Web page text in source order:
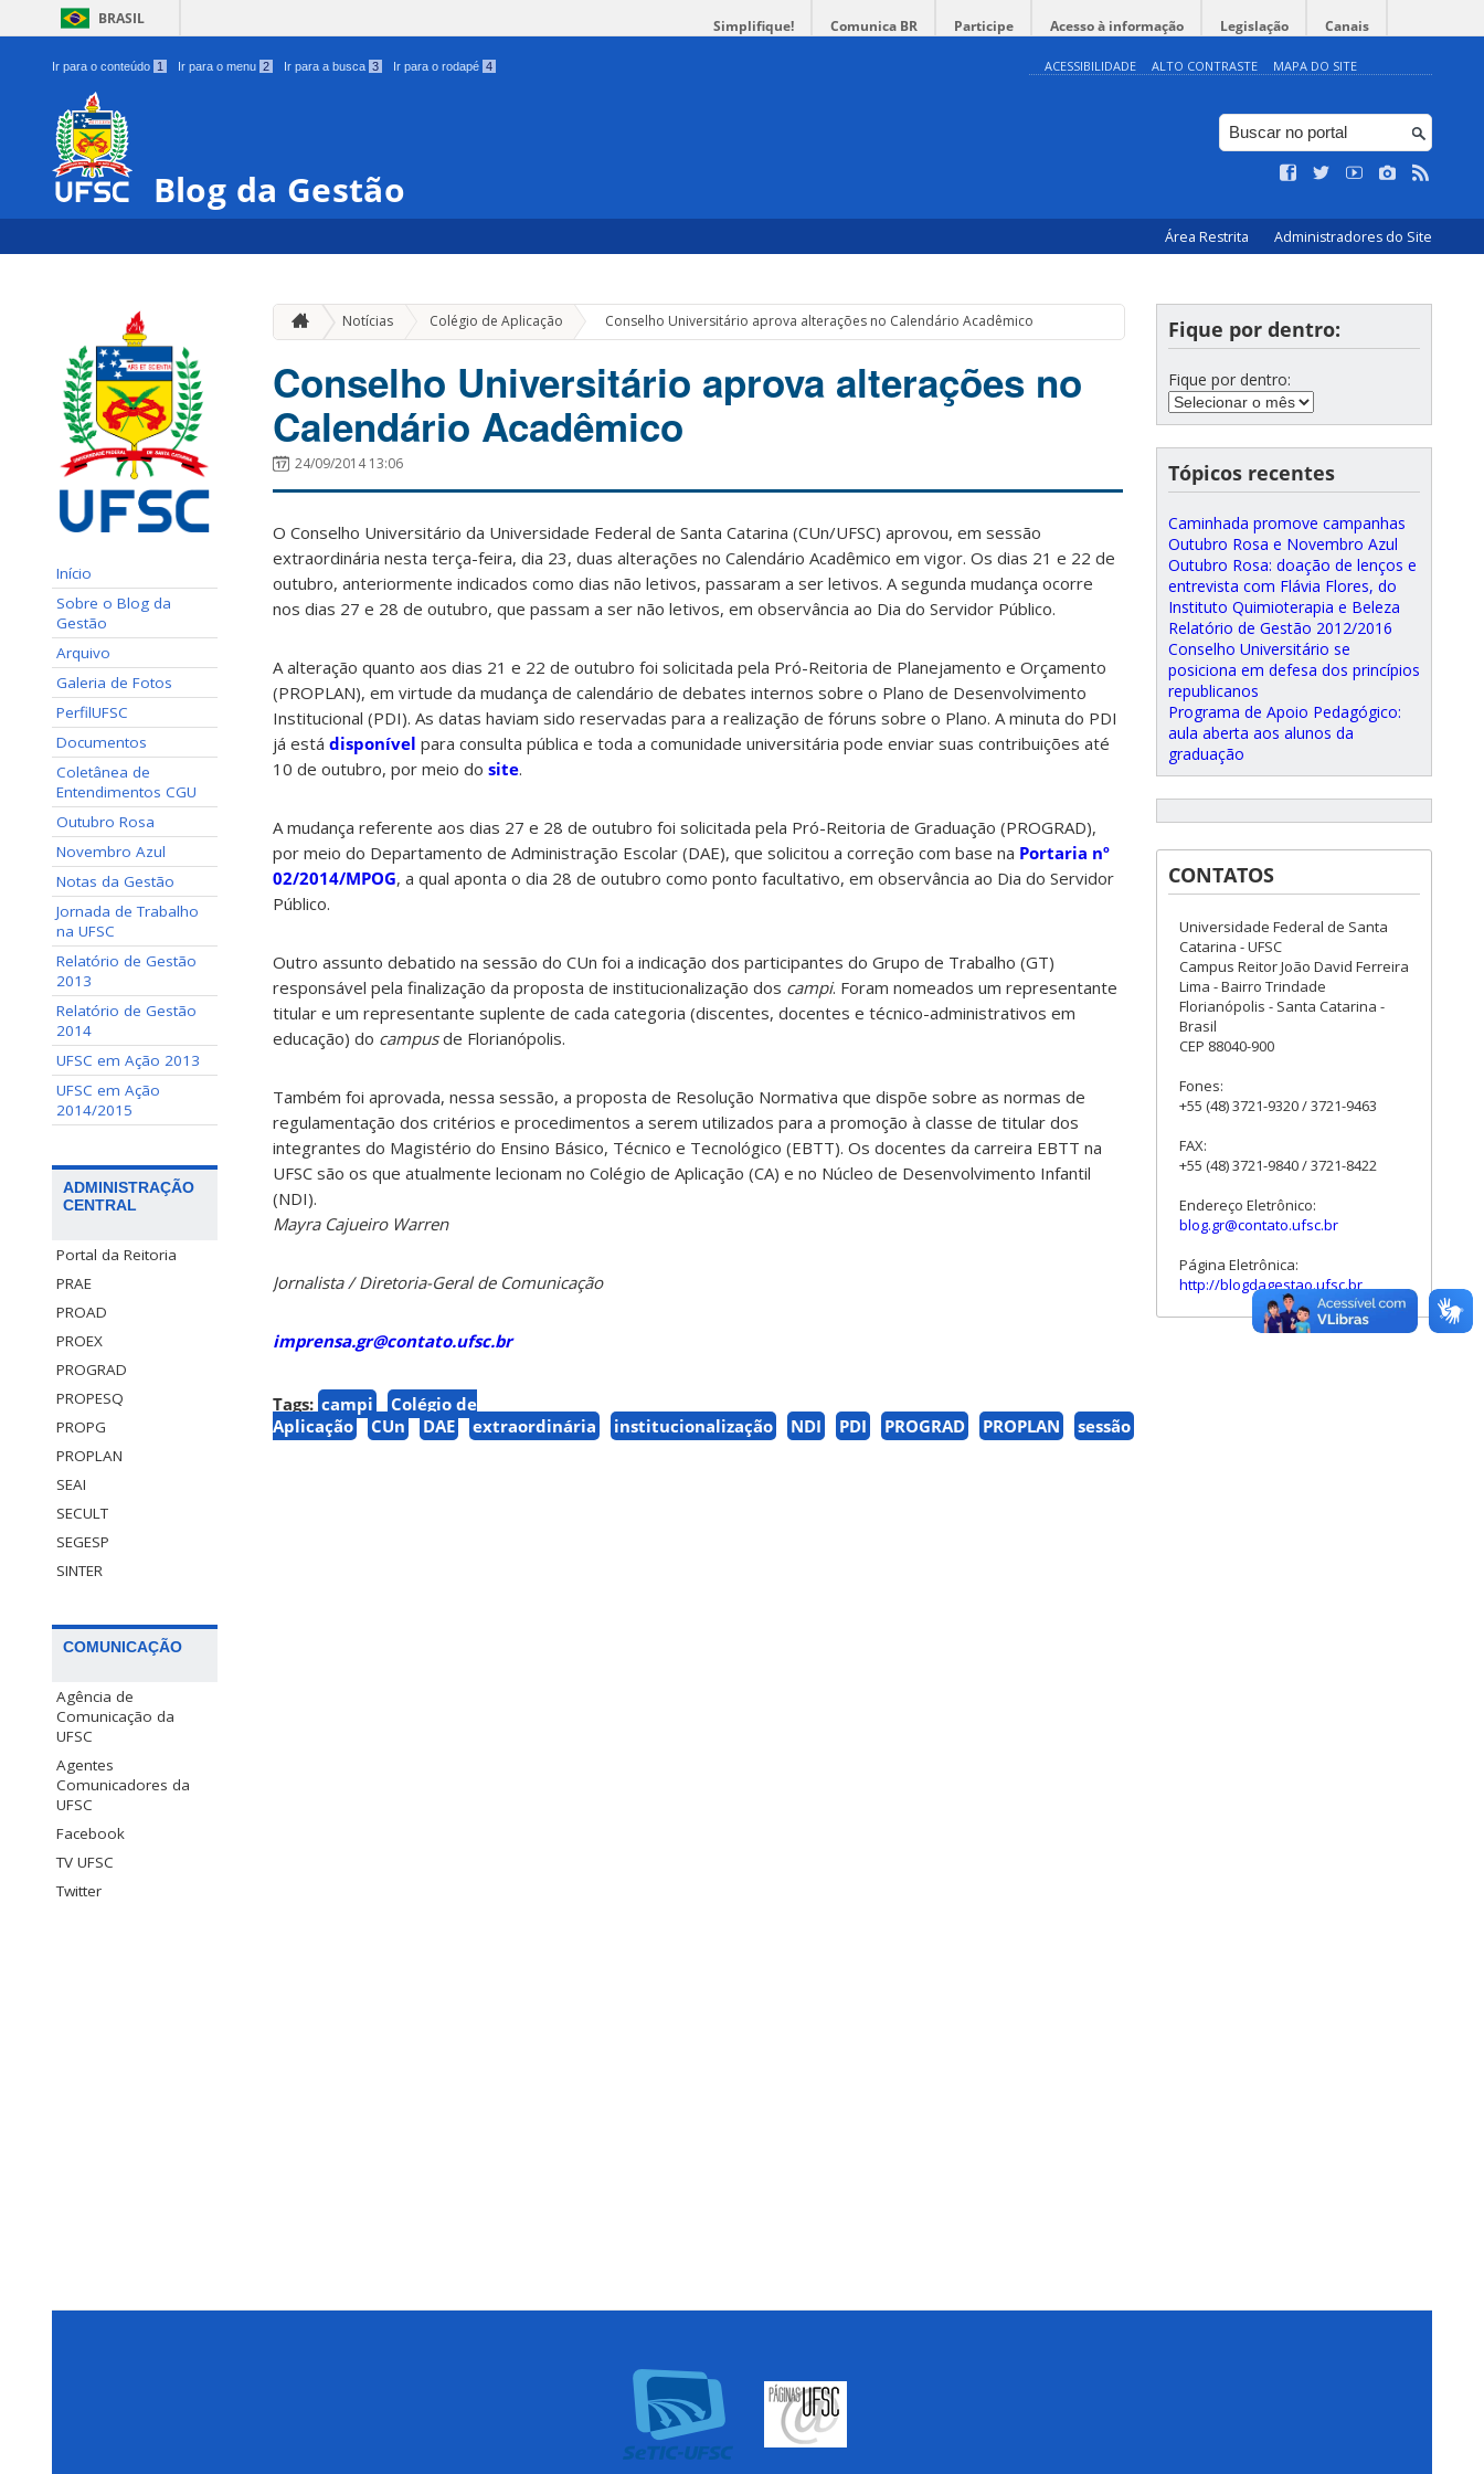
BRASIL Simplifique! Comunica BR Participe Acesso à informação Legislação Canais
Ir para o conteúdo 1 Ir para o menu 2 Ir para a busca 3 Ir para o rodapé 4 ACESSIBILIDADE ALTO CONTRASTE MAPA DO SITE
Blog da Gestão
Área Restrita Administradores do Site
Início
Sobre o Blog da
Gestão
Arquivo
Galeria de Fotos
PerfilUFSC
Documentos
Coletânea de
Entendimentos CGU
Outubro Rosa
Novembro Azul
Notas da Gestão
Jornada de Trabalho
na UFSC
Relatório de Gestão
2013
Relatório de Gestão
2014
UFSC em Ação 2013
UFSC em Ação
2014/2015
ADMINISTRAÇÃO
CENTRAL
Portal da Reitoria
PRAE
PROAD
PROEX
PROGRAD
PROPESQ
PROPG
PROPLAN
SEAI
SECULT
SEGESP
SINTER
COMUNICAÇÃO
Agência de
Comunicação da
UFSC
Agentes
Comunicadores da
UFSC
Facebook
TV UFSC
Twitter
Notícias Colégio de Aplicação » Conselho Universitário aprova alterações no Calendário Acadêmico
Conselho Universitário aprova alterações no
Calendário Acadêmico
24/09/2014 13:06
O Conselho Universitário da Universidade Federal de Santa Catarina (CUn/UFSC) aprovou, em sessão
extraordinária nesta terça-feira, dia 23, duas alterações no Calendário Acadêmico em vigor. Os dias 21 e 22 de
outubro, anteriormente indicados como dias não letivos, passaram a ser letivos. A segunda mudança ocorre
nos dias 27 e 28 de outubro, que passam a ser não letivos, em observância ao Dia do Servidor Público.
A alteração quanto aos dias 21 e 22 de outubro foi solicitada pela Pró-Reitoria de Planejamento e Orçamento
(PROPLAN), em virtude da mudança de calendário de debates internos sobre o Plano de Desenvolvimento
Institucional (PDI). As datas haviam sido reservadas para a realização de fóruns sobre o Plano. A minuta do PDI
já está disponível para consulta pública e toda a comunidade universitária pode enviar suas contribuições até
10 de outubro, por meio do site.
A mudança referente aos dias 27 e 28 de outubro foi solicitada pela Pró-Reitoria de Graduação (PROGRAD),
por meio do Departamento de Administração Escolar (DAE), que solicitou a correção com base na Portaria nº
02/2014/MPOG, a qual aponta o dia 28 de outubro como ponto facultativo, em observância ao Dia do Servidor
Público.
Outro assunto debatido na sessão do CUn foi a indicação dos participantes do Grupo de Trabalho (GT)
responsável pela finalização da proposta de institucionalização dos campi. Foram nomeados um representante
titular e um representante suplente de cada categoria (discentes, docentes e técnico-administrativos em
educação) do campusde Florianópolis.
Também foi aprovada, nessa sessão, a proposta de Resolução Normativa que dispõe sobre as normas de
regulamentação dos critérios e procedimentos a serem utilizados para a promoção à classe de titular dos
integrantes do Magistério do Ensino Básico, Técnico e Tecnológico (EBTT). Os docentes da carreira EBTT na
UFSC são os que atualmente lecionam no Colégio de Aplicação (CA) e no Núcleo de Desenvolvimento Infantil
(NDI).
Mayra Cajueiro Warren
Jornalista / Diretoria-Geral de Comunicação
imprensa.gr@contato.ufsc.br
Tags: campi
Colégio de
Aplicação
CUn DAE extraordinária institucionalização NDI PDI PROGRAD PROPLAN sessão
Fique por dentro:
Fique por dentro:
Tópicos recentes
Caminhada promove campanhas
Outubro Rosa e Novembro Azul
Outubro Rosa: doação de lenços e
entrevista com Flávia Flores, do
Instituto Quimioterapia e Beleza
Relatório de Gestão 2012/2016
Conselho Universitário se
posiciona em defesa dos princípios
republicanos
Programa de Apoio Pedagógico:
aula aberta aos alunos da
graduação
CONTATOS
Universidade Federal de Santa
Catarina - UFSC
Campus Reitor João David Ferreira
Lima - Bairro Trindade
Florianópolis - Santa Catarina -
Brasil
CEP 88040-900
Fones:
+55 (48) 3721-9320 / 3721-9463
FAX:
+55 (48) 3721-9840 / 3721-8422
Endereço Eletrônico:
blog.gr@contato.ufsc.br
Página Eletrônica:
http://blogdagestao.ufsc.br